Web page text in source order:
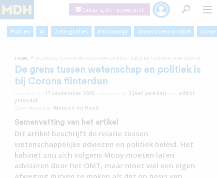
Ontvang de nieuwsbrief
Politiek AI Zetelgrafiek Persoonlijk Onderzoeks-archief
HOME »
De grens tussen wetenschap en politiek is
bij Corona flinterdun
17 september 2020 2 jaar geleden
editor
yolandal
Maurice de Hond
Samenvatting van het artikel
Dit artikel beschrijft de relatie tussen
wetenschappelijke adviezen en politiek beleid. Het
kabinet zou zich volgens Mooy moeten laten
adviseren door het OMT, maar moet wel een eigen
afweging durven te maken als dat op basis van